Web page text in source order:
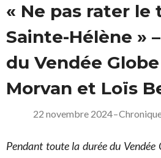
« Ne pas rater le
Sainte-Hélène »
du Vendée
Morvan et Loïs
22 novembre 2024–
Pendant toute la durée du Vendée